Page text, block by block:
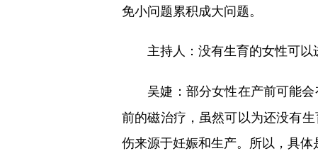
免小问题累积成大问题。
主持人：没有生育的女性可以
吴婕： 部分女性在产前可能
前的磁治疗，虽然可以为还没有
伤来源于妊娠和生产。所以，具体